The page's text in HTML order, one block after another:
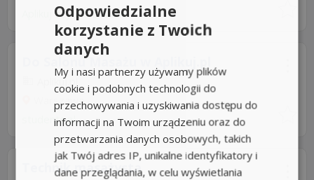
Aplikuj szybko z Nuzle
Do Salonu Masażu w Aplikuj.pl
Aplikuj.pl
Warszawa
students.pl
Technik masażysta
Odpowiedzialne
korzystanie z Twoich
danych
My i nasi partnerzy używamy plików
cookie i podobnych technologii do
przechowywania i uzyskiwania dostępu do
informacji na Twoim urządzeniu oraz do
przetwarzania danych osobowych, takich
jak Twój adres IP, unikalne identyfikatory i
dane przeglądania, w celu wyświetlania